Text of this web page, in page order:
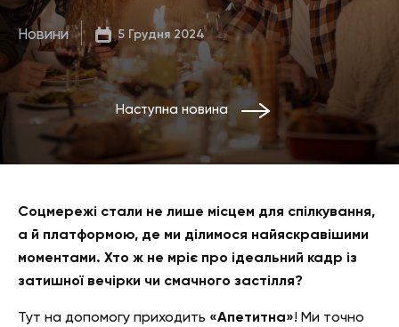
Новини 5 Грудня 2024
Наступна новина
Соцмережі стали не лише місцем для спілкування,
а й платформою, де ми ділимося найяскравішими
моментами. Хто ж не мріє про ідеальний кадр із
затишної вечірки чи смачного застілля?
Тут на допомогу приходить «Апетитна»! Ми точно